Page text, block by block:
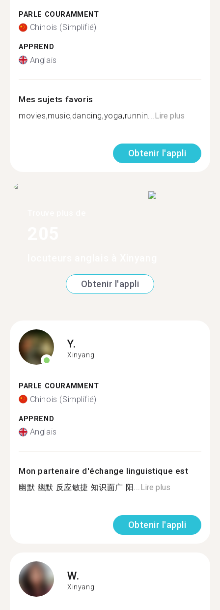
PARLE COURAMMENT
Chinois (Simplifié)
APPREND
Anglais
Mes sujets favoris
movies,music,dancing,yoga,runnin... Lire plus
Obtenir l'appli
Obtenir l'appli
Y.
Xinyang
PARLE COURAMMENT
Chinois (Simplifié)
APPREND
Anglais
Mon partenaire d'échange linguistique est
幽默 幽默 反应敏捷 知识面广 阳...Lire plus
Obtenir l'appli
W.
Xinyang